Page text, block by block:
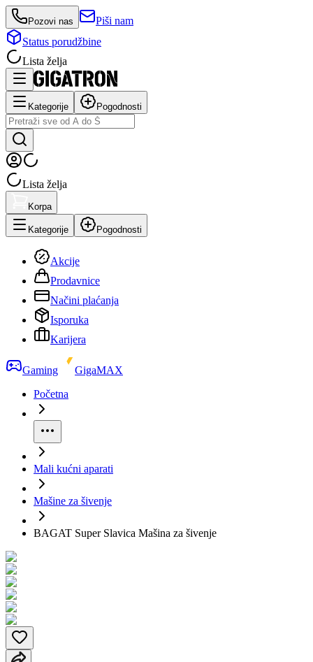
Pozovi nas
Piši nam
Status porudžbine
Lista želja
Kategorije Pogodnosti
Lista želja
Korpa
Kategorije Pogodnosti
Akcije
Prodavnice
Načini plaćanja
Isporuka
Karijera
Gaming
GigaMAX
Početna
Mali kućni aparati
Mašine za šivenje
BAGAT Super Slavica Mašina za šivenje